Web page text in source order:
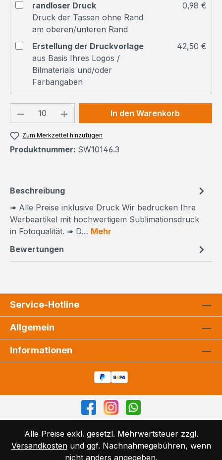
randloser Druck
Druck der Tassen ohne Rand
am oberen/unteren Rand
0,98 €
Erstellung der Druckvorlage
aus Basis Ihres Logos /
Bilmaterials und/oder
Farbangaben
42,50 €
Produkt Anzahl: Gib denIn den Warenkorb
Zum Merkzettel hinzufügen
Produktnummer: SW10146.3
Beschreibung
➠ Alle Preise inklusive Druck Wir bedrucken Ihre
Werbeartikel mit hochwertigem Sublimationsdruck
in Fotoqualität. ➠ D… Mehr
Bewertungen
Service-Hotline
Allgemein
Informationen
Alle Preise exkl. gesetzl. Mehrwertsteuer zzgl.
Versandkostenund ggf. Nachnahmegebühren, wenn
nicht anders angegeben.